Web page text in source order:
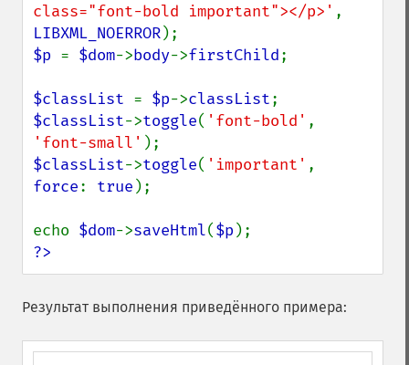
class="font-bold important"></p>'
LIBXML_NOERROR
$p = $dom->body->firstChild;
$classList = $p->classList
$classList->toggle( 'font-bold'
'font-small'
$classList->toggle( 'important'
force: true );
echo $dom->saveHtml($p
?>
Результат выполнения приведённого примера: